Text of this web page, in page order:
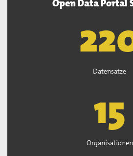
Open Data Portal
Datensätze
15
Organisationen